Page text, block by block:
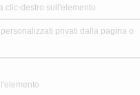
clic-destro sull'elemento
privati dalla pagina o